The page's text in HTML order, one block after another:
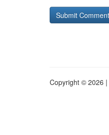
Copyright © 2026 |